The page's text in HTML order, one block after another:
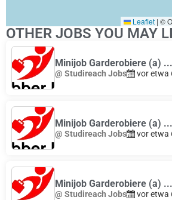
Leaflet | ©
OTHER JOBS YOU MAY
Minijob Garderobiere (a) ...
@ Studireach Jobs vor etwa
Minijob Garderobiere (a) ...
@ Studireach Jobs vor etwa
Minijob Garderobiere (a) ...
@ Studireach Jobs vor etwa